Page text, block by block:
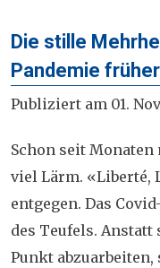
Die stille
Pandemie
Publiziert am 01.
Schon seit
viel Lärm. «Liberté,
entgegen. Das
des Teufels. Anstatt
Punkt